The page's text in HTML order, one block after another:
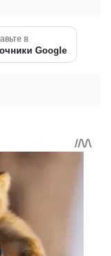
в
Google